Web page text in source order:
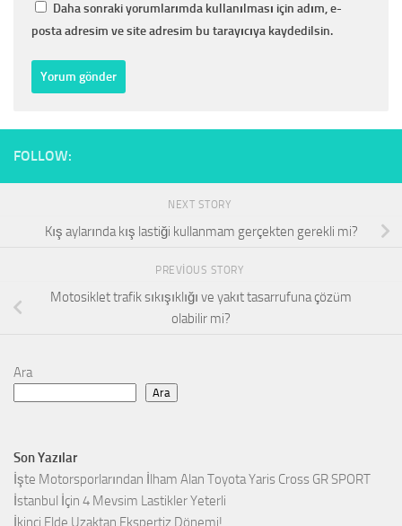
Daha sonraki yorumlarımda kullanılması için adım, e-
posta adresim ve site adresim bu tarayıcıya kaydedilsin.
FOLLOW:
NEXT STORY
Kış aylarında kış lastiği kullanmam gerçekten gerekli mi?
PREVIOUS STORY
Motosiklet trafik sıkışıklığı ve yakıt tasarrufuna çözüm
olabilir mi?
Ara
Ara
Son Yazılar
İşte Motorsporlarından İlham Alan Toyota Yaris Cross GR SPORT
İstanbul İçin 4 Mevsim Lastikler Yeterli
İkinci Elde Uzaktan Ekspertiz Dönemi!